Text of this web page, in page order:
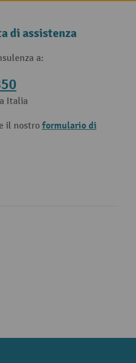
di assistenza
a:
Italia
il nostro formulario di